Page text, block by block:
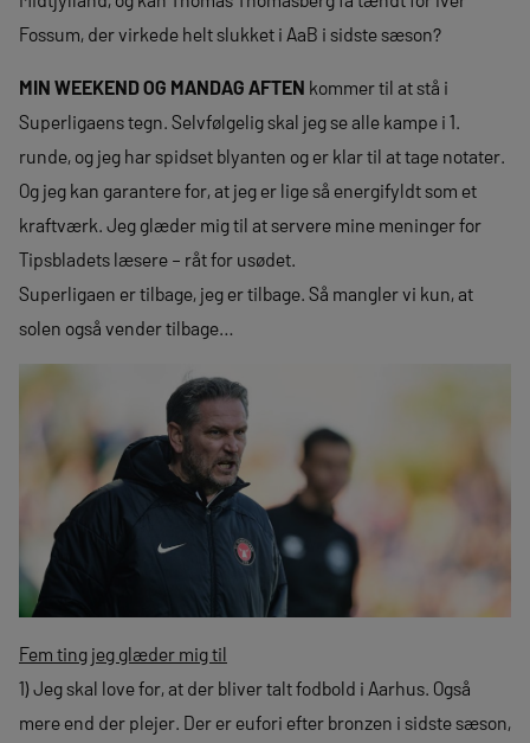
Fossum, der virkede helt slukket i AaB i sidste sæson?
MIN WEEKEND OG MANDAG AFTEN kommer til at stå i
Superligaens tegn. Selvfølgelig skal jeg se alle kampe i 1.
runde, og jeg har spidset blyanten og er klar til at tage notater.
Og jeg kan garantere for, at jeg er lige så energifyldt som et
kraftværk. Jeg glæder mig til at servere mine meninger for
Tipsbladets læsere – råt for usødet.
Superligaen er tilbage, jeg er tilbage. Så mangler vi kun, at
solen også vender tilbage…
Fem ting jeg glæder mig til
1) Jeg skal love for, at der bliver talt fodbold i Aarhus. Også
mere end der plejer. Der er eufori efter bronzen i sidste sæson,